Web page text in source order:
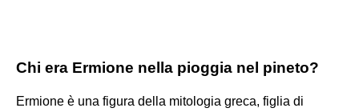
Chi era Ermione nella pioggia nel pineto?
Ermione è una figura della mitologia greca, figlia di